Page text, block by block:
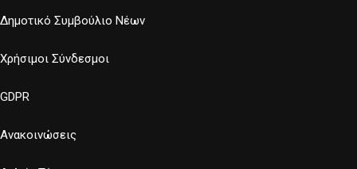
Δημοτικό Συμβούλιο Νέων
Χρήσιμοι Σύνδεσμοι
GDPR
Ανακοινώσεις